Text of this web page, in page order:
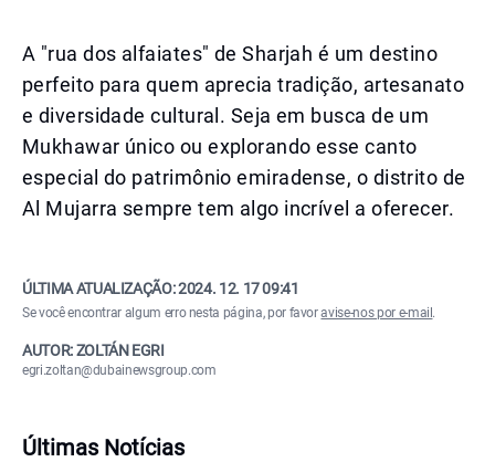
A "rua dos alfaiates" de Sharjah é um destino
perfeito para quem aprecia tradição, artesanato
e diversidade cultural. Seja em busca de um
Mukhawar único ou explorando esse canto
especial do patrimônio emiradense, o distrito de
Al Mujarra sempre tem algo incrível a oferecer.
ÚLTIMA ATUALIZAÇÃO:2024. 12. 17 09:41
Se você encontrar algum erro nesta página, por favoravise-nos por e-mail .
AUTOR: ZOLTÁN EGRI
egri.zoltan@dubainewsgroup.com
Últimas Notícias